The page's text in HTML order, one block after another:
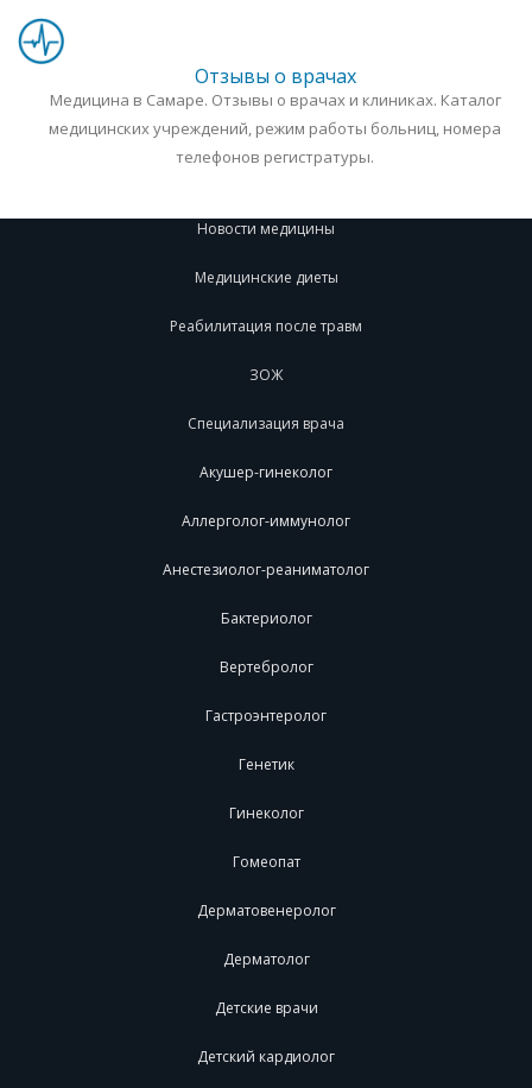
Отзывы о врачах
Медицина в Самаре. Отзывы о врачах и клиниках. Каталог
медицинских учреждений, режим работы больниц, номера
телефонов регистратуры.
Новости медицины
Медицинские диеты
Реабилитация после травм
ЗОЖ
Специализация врача
Акушер-гинеколог
Аллерголог-иммунолог
Анестезиолог-реаниматолог
Бактериолог
Вертебролог
Гастроэнтеролог
Генетик
Гинеколог
Гомеопат
Дерматовенеролог
Дерматолог
Детские врачи
Детский кардиолог